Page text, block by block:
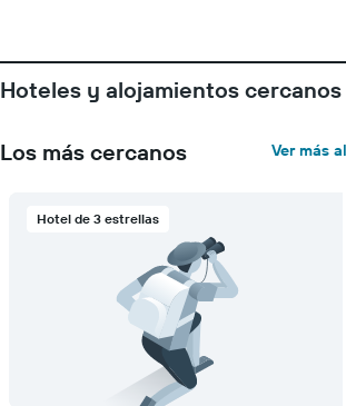
Hoteles y alojamientos cercanos
Los más cercanos Ver más
Hotel de 3 estrellas